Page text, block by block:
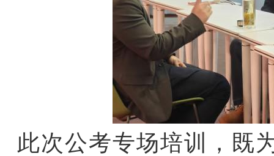
此次公考专场培训
，既